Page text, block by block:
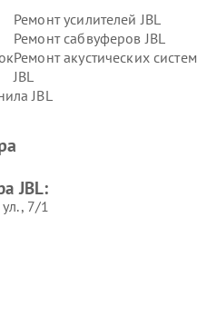
Ремонт усилителей JBL
Ремонт сабвуферов JBL
Ремонт акустических систем
JBL
JBL
JBL:
ул., 7/1